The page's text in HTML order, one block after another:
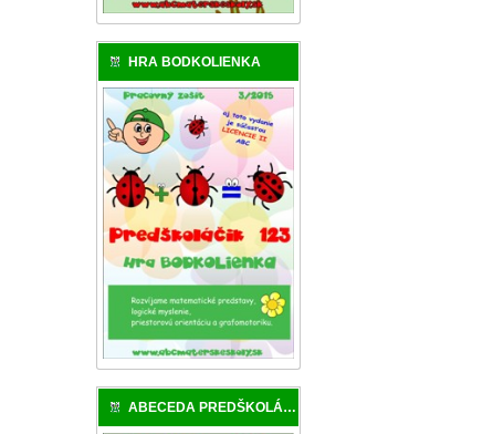
HRA BODKOLIENKA
ABECEDA PREDŠKOLÁKA